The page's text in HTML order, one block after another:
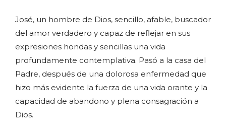
José, un hombre de Dios, sencillo, afable, buscador
del amor verdadero y capaz de reflejar en sus
expresiones hondas y sencillas una vida
profundamente contemplativa. Pasó a la casa del
Padre, después de una dolorosa enfermedad que
hizo más evidente la fuerza de una vida orante y la
capacidad de abandono y plena consagración a
Dios.